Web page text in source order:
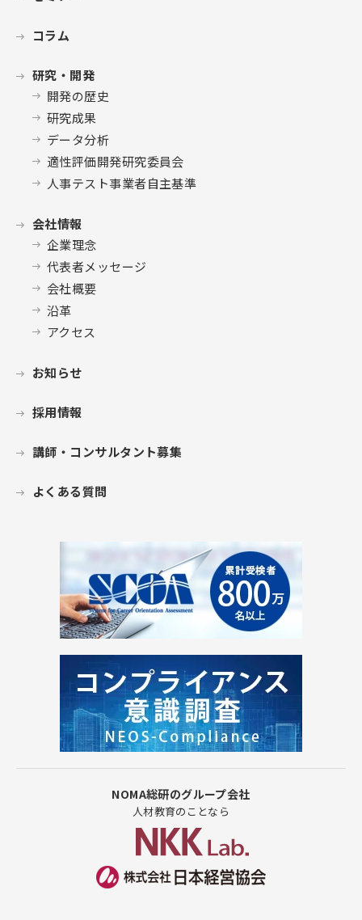
コラム
研究・開発
開発の歴史
研究成果
データ分析
適性評価開発研究委員会
人事テスト事業者自主基準
会社情報
企業理念
代表者メッセージ
会社概要
沿革
アクセス
お知らせ
採用情報
講師・コンサルタント募集
よくある質問
NOMA総研のグループ会社
人材教育のことなら